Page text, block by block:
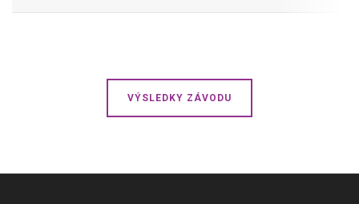
VÝSLEDKY ZÁVODU